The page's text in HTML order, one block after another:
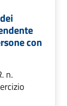
con
n.